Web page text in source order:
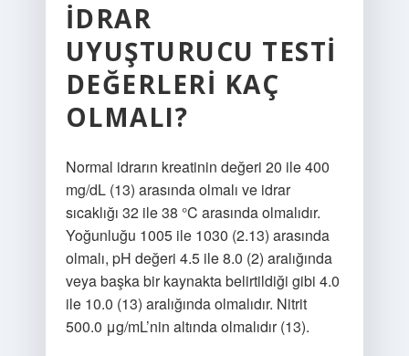
İDRAR
UYUŞTURUCU TESTI
DEĞERLERI KAÇ
OLMALI?
Normal idrarın kreatinin değeri 20 ile 400
mg/dL (13) arasında olmalı ve idrar
sıcaklığı 32 ile 38 °C arasında olmalıdır.
Yoğunluğu 1005 ile 1030 (2.13) arasında
olmalı, pH değeri 4.5 ile 8.0 (2) aralığında
veya başka bir kaynakta belirtildiği gibi 4.0
ile 10.0 (13) aralığında olmalıdır. Nitrit
500.0 μg/mL’nin altında olmalıdır (13).